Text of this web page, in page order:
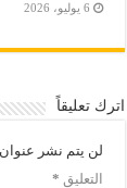
6 يوليو، 2026
اترك تعليقاً
لن يتم نشر عنوان
التعليق *